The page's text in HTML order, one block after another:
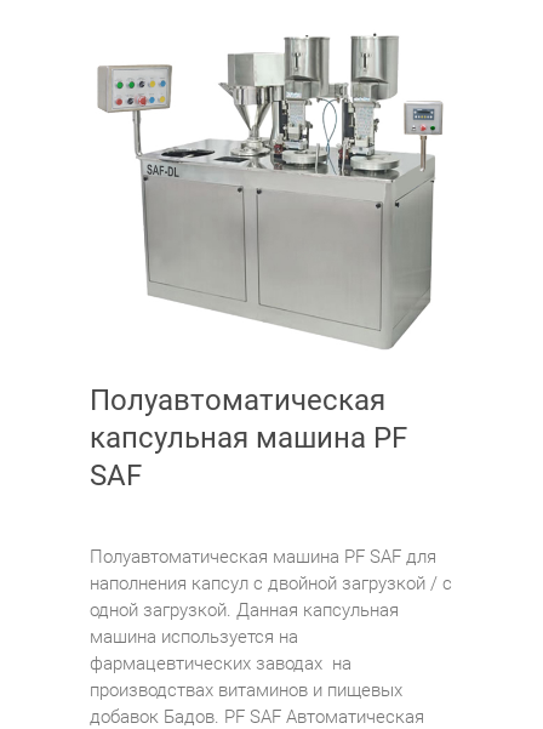
Полуавтоматическая
капсульная машина PF
SAF
Полуавтоматическая машина PF SAF для
наполнения капсул с двойной загрузкой / с
одной загрузкой. Данная капсульная
машина используется на
фармацевтических заводах на
производствах витаминов и пищевых
добавок Бадов. PF SAF Автоматическая